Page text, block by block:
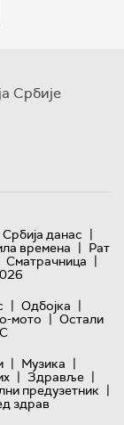
Србије
Србија данас |
времена | Рат
Сматрачница |
| Одбојка |
мото | Остали
| Музика |
| Здравље |
предузетник |
здрав